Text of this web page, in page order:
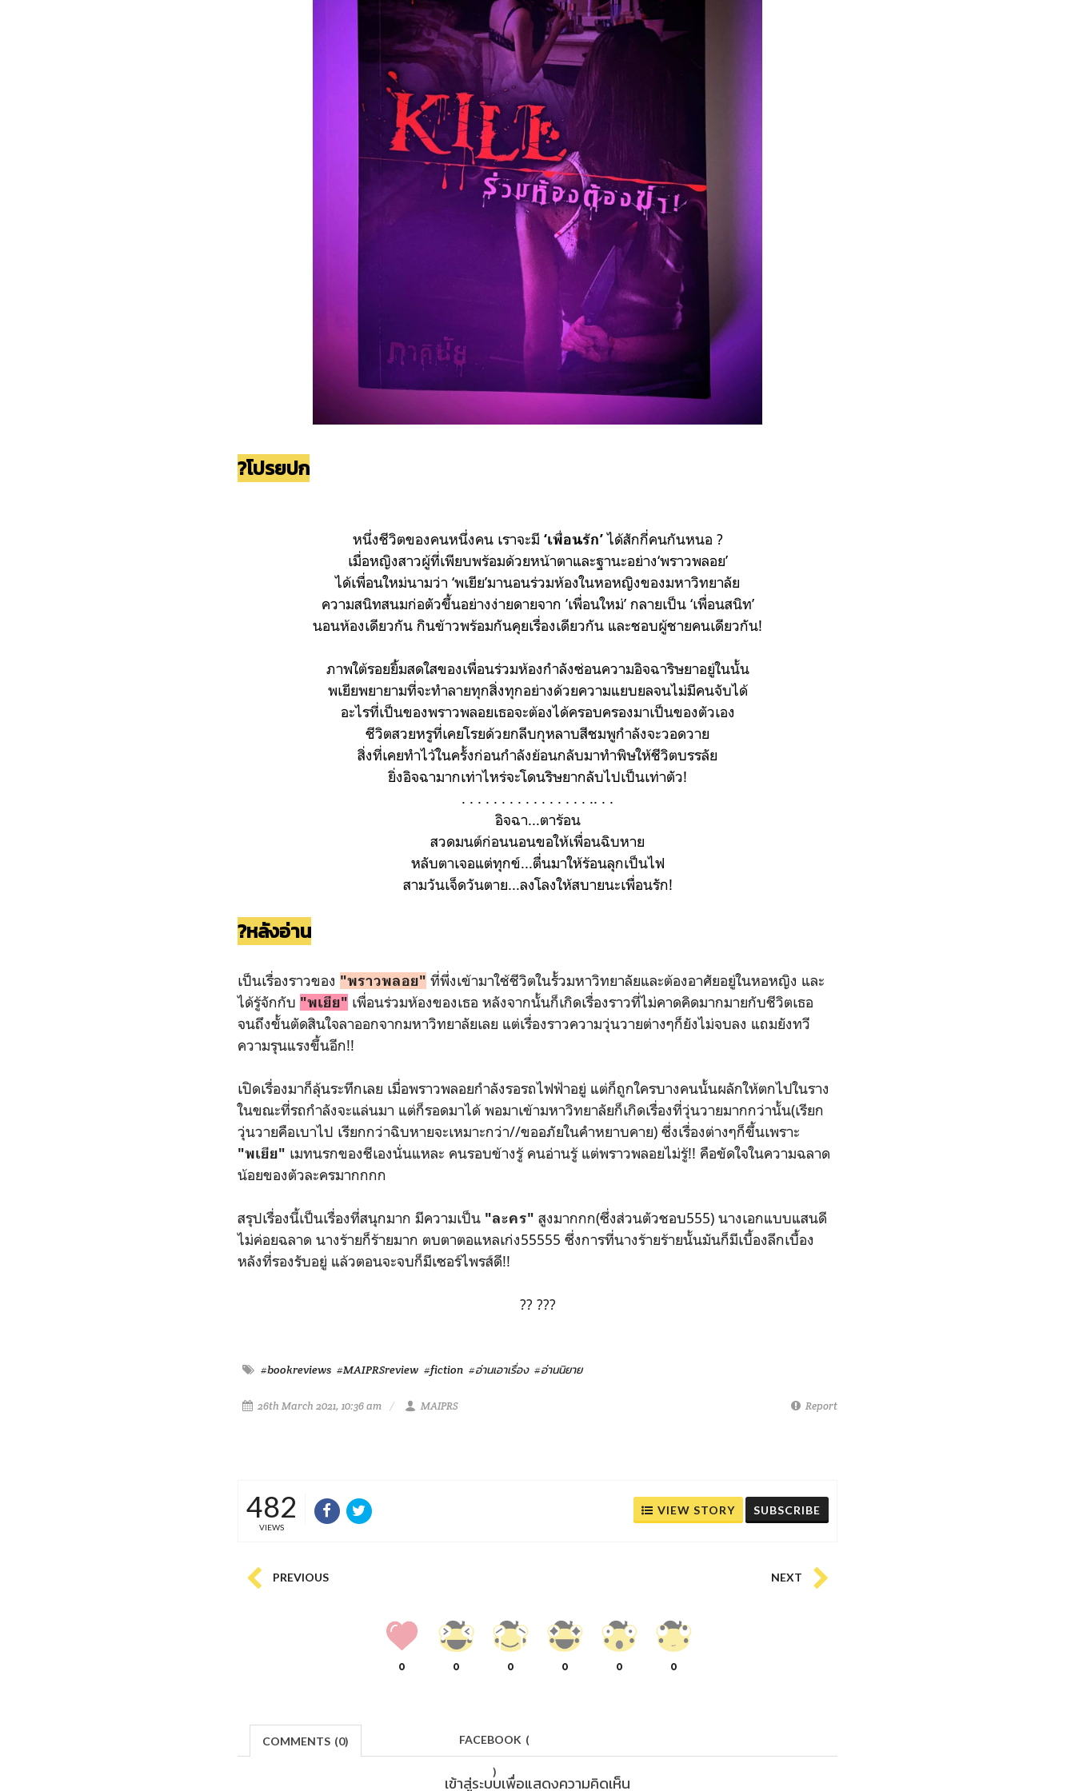
?โปรยปก
หนึ่งชีวิตของคนหนึ่งคน เราจะมี ‘เพื่อนรัก’ได้สักกี่คนกันหนอ ?
เมื่อหญิงสาวผู้ที่เพียบพร้อมด้วยหน้าตาและฐานะอย่าง‘พราวพลอย’
ได้เพื่อนใหม่นามว่า ‘พเยีย’มานอนร่วมห้องในหอหญิงของมหาวิทยาลัย
ความสนิทสนมก่อตัวขึ้นอย่างง่ายดายจาก ’เพื่อนใหม่’ กลายเป็น ‘เพื่อนสนิท’
นอนห้องเดียวกัน กินข้าวพร้อมกันคุยเรื่องเดียวกัน และชอบผู้ชายคนเดียวกัน!
ภาพใต้รอยยิ้มสดใสของเพื่อนร่วมห้องกำลังซ่อนความอิจฉาริษยาอยู่ในนั้น
พเยียพยายามที่จะทำลายทุกสิ่งทุกอย่างด้วยความแยบยลจนไม่มีคนจับได้
อะไรที่เป็นของพราวพลอยเธอจะต้องได้ครอบครองมาเป็นของตัวเอง
ชีวิตสวยหรูที่เคยโรยด้วยกลีบกุหลาบสีชมพูกำลังจะวอดวาย
สิ่งที่เคยทำไว้ในครั้งก่อนกำลังย้อนกลับมาทำพิษให้ชีวิตบรรลัย
ยิ่งอิจฉามากเท่าไหร่จะโดนริษยากลับไปเป็นเท่าตัว!
. . . . . . . . . . . . . . . . .. . .
อิจฉา...ตาร้อน
สวดมนต์ก่อนนอนขอให้เพื่อนฉิบหาย
หลับตาเจอแต่ทุกข์...ตื่นมาให้ร้อนลุกเป็นไฟ
สามวันเจ็ดวันตาย...ลงโลงให้สบายนะเพื่อนรัก!
?หลังอ่าน
เป็นเรื่องราวของ "พราวพลอย" ที่พึ่งเข้ามาใช้ชีวิตในรั้วมหาวิทยาลัยและต้องอาศัยอยู่ในหอหญิง และ
ได้รู้จักกับ "พเยีย" เพื่อนร่วมห้องของเธอ หลังจากนั้นก็เกิดเรื่องราวที่ไม่คาดคิดมากมายกับชีวิตเธอ
จนถึงขั้นตัดสินใจลาออกจากมหาวิทยาลัยเลย แต่เรื่องราวความวุ่นวายต่างๆก็ยังไม่จบลง แถมยังทวี
ความรุนแรงขึ้นอีก!!
เปิดเรื่องมาก็ลุ้นระทึกเลย เมื่อพราวพลอยกำลังรอรถไฟฟ้าอยู่ แต่ก็ถูกใครบางคนนั้นผลักให้ตกไปในราง
ในขณะที่รถกำลังจะแล่นมา แต่ก็รอดมาได้ พอมาเข้ามหาวิทยาลัยก็เกิดเรื่องที่วุ่นวายมากกว่านั้น(เรียก
วุ่นวายคือเบาไป เรียกกว่าฉิบหายจะเหมาะกว่า//ขออภัยในคำหยาบคาย) ซึ่งเรื่องต่างๆก็ขึ้นเพราะ
"พเยีย" เมทนรกของชีเองนั่นแหละ คนรอบข้างรู้ คนอ่านรู้ แต่พราวพลอยไม่รู้!! คือขัดใจในความฉลาด
น้อยของตัวละครมากกกก
สรุปเรื่องนี้เป็นเรื่องที่สนุกมาก มีความเป็น "ละคร" สูงมากกก(ซึ่งส่วนตัวชอบ555) นางเอกแบบแสนดี
ไม่ค่อยฉลาด นางร้ายก็ร้ายมาก ตบตาตอแหลเก่ง55555 ซึ่งการที่นางร้ายร้ายนั้นมันก็มีเบื้องลึกเบื้อง
หลังที่รองรับอยู่ แล้วตอนจะจบก็มีเซอร์ไพรส์ดี!!
?? ???
#bookreviews #MAIPRSreview #fiction #อ่านเอาเรื่อง #อ่านนิยาย
26th March 2021, 10:36 am MAIPRS Report
482
VIEWS
VIEW STORY SUBSCRIBE
PREVIOUS NEXT
0 0 0 0 0 0
COMMENTS (0) FACEBOOK (
)
เข้าสู่ระบบเพื่อแสดงความคิดเห็น